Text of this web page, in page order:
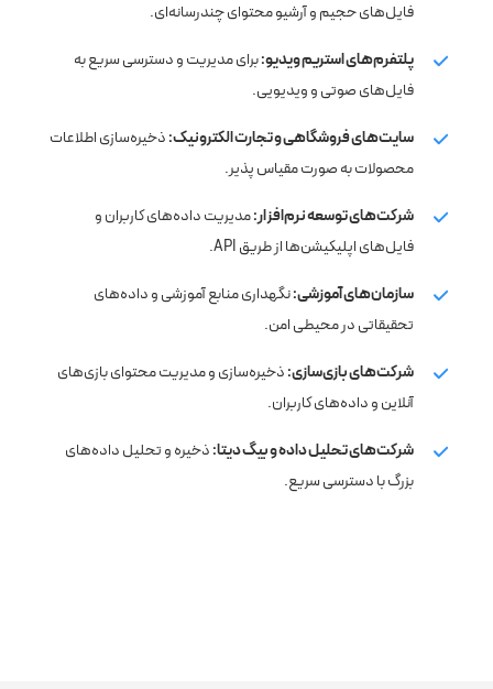
فایل‌های حجیم و آرشیو محتوای چندرسانه‌ای.
پلتفرم‌های استریم ویدیو:برای مدیریت و دسترسی سریع به
فایل‌های صوتی و ویدیویی.
سایت‌های فروشگاهی و تجارت الکترونیک:ذخیره‌سازی اطلاعات
محصولات به صورت مقیاس‌ پذیر.
شرکت‌های توسعه نرم‌افزار:مدیریت داده‌های کاربران و
فایل‌های اپلیکیشن‌ها از طریق API.
سازمان‌های آموزشی:نگهداری منابع آموزشی و داده‌های
تحقیقاتی در محیطی امن.
شرکت‌های بازی‌سازی:ذخیره‌سازی و مدیریت محتوای بازی‌های
آنلاین و داده‌های کاربران.
شرکت‌های تحلیل داده و بیگ دیتا:ذخیره و تحلیل داده‌های
بزرگ با دسترسی سریع.